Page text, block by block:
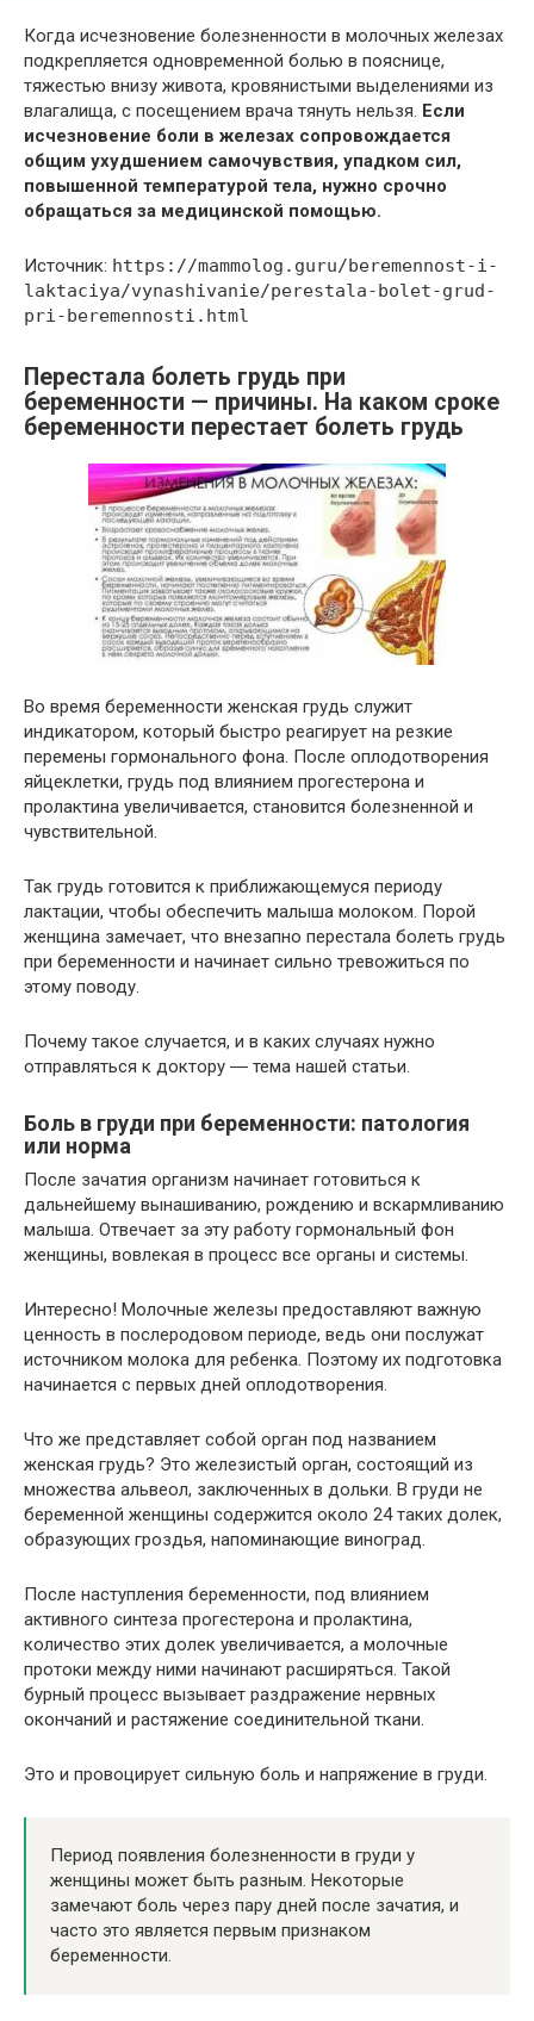
Когда исчезновение болезненности в молочных железах
подкрепляется одновременной болью в пояснице,
тяжестью внизу живота, кровянистыми выделениями из
влагалища, с посещением врача тянуть нельзя. Если
исчезновение боли в железах сопровождается
общим ухудшением самочувствия, упадком сил,
повышенной температурой тела, нужно срочно
обращаться за медицинской помощью.
Источник: https://mammolog.guru/beremennost-i-
laktaciya/vynashivanie/perestala-bolet-grud-
pri-beremennosti.html
Перестала болеть грудь при
беременности — причины. На каком сроке
беременности перестает болеть грудь
Во время беременности женская грудь служит
индикатором, который быстро реагирует на резкие
перемены гормонального фона. После оплодотворения
яйцеклетки, грудь под влиянием прогестерона и
пролактина увеличивается, становится болезненной и
чувствительной.
Так грудь готовится к приближающемуся периоду
лактации, чтобы обеспечить малыша молоком. Порой
женщина замечает, что внезапно перестала болеть грудь
при беременности и начинает сильно тревожиться по
этому поводу.
Почему такое случается, и в каких случаях нужно
отправляться к доктору ― тема нашей статьи.
Боль в груди при беременности: патология
или норма
После зачатия организм начинает готовиться к
дальнейшему вынашиванию, рождению и вскармливанию
малыша. Отвечает за эту работу гормональный фон
женщины, вовлекая в процесс все органы и системы.
Интересно! Молочные железы предоставляют важную
ценность в послеродовом периоде, ведь они послужат
источником молока для ребенка. Поэтому их подготовка
начинается с первых дней оплодотворения.
Что же представляет собой орган под названием
женская грудь? Это железистый орган, состоящий из
множества альвеол, заключенных в дольки. В груди не
беременной женщины содержится около 24 таких долек,
образующих гроздья, напоминающие виноград.
После наступления беременности, под влиянием
активного синтеза прогестерона и пролактина,
количество этих долек увеличивается, а молочные
протоки между ними начинают расширяться. Такой
бурный процесс вызывает раздражение нервных
окончаний и растяжение соединительной ткани.
Это и провоцирует сильную боль и напряжение в груди.
Период появления болезненности в груди у
женщины может быть разным. Некоторые
замечают боль через пару дней после зачатия, и
часто это является первым признаком
беременности.